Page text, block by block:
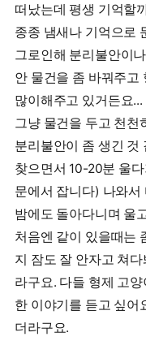
떠났는데 평생 기억할
종종 냄새나 기억으로
그로인해 분리불안이
안 물건을 좀 바꿔주고
많이해주고 있거든요...
그냥 물건을 두고 천천
분리불안이 좀 생긴 것
찾으면서 10-20분 울
문에서 잡니다) 나와
밤에도 돌아다니며 울
처음엔 같이 있을때는
지 잠도 잘 안자고 쳐
라구요. 다들 형제 고
한 이야기를 듣고 싶어
더라구요.